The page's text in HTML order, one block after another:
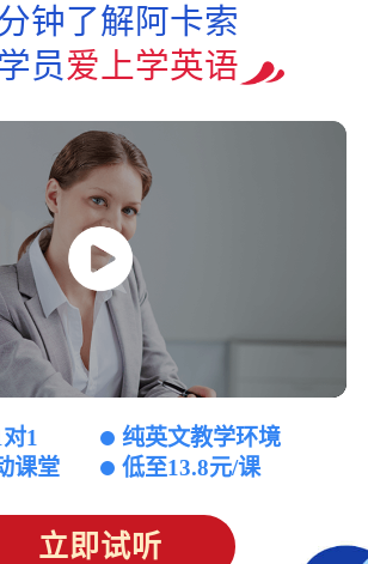
钟了解阿卡索
员爱上学英语
1
纯英文教学环境
课堂
低至13.8元/课
立即试听